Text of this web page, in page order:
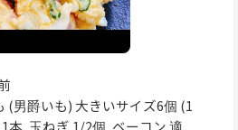
(男爵いも) 大きいサイズ6個 (1
本, 玉ねぎ 1/2個, ベーコン 適